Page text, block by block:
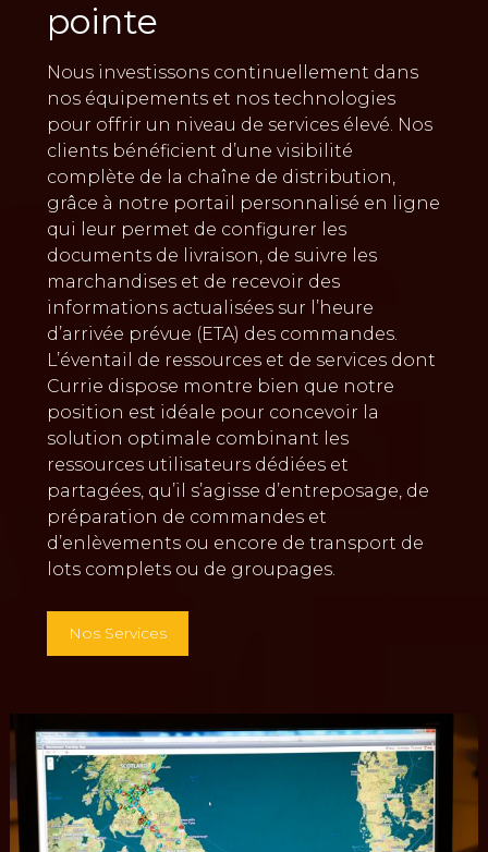
pointe
Nous investissons continuellement dans
nos équipements et nos technologies
pour offrir un niveau de services élevé. Nos
clients bénéficient d’une visibilité
complète de la chaîne de distribution,
grâce à notre portail personnalisé en ligne
qui leur permet de configurer les
documents de livraison, de suivre les
marchandises et de recevoir des
informations actualisées sur l’heure
d’arrivée prévue (ETA) des commandes.
L’éventail de ressources et de services dont
Currie dispose montre bien que notre
position est idéale pour concevoir la
solution optimale combinant les
ressources utilisateurs dédiées et
partagées, qu’il s’agisse d’entreposage, de
préparation de commandes et
d’enlèvements ou encore de transport de
lots complets ou de groupages.
Nos Services